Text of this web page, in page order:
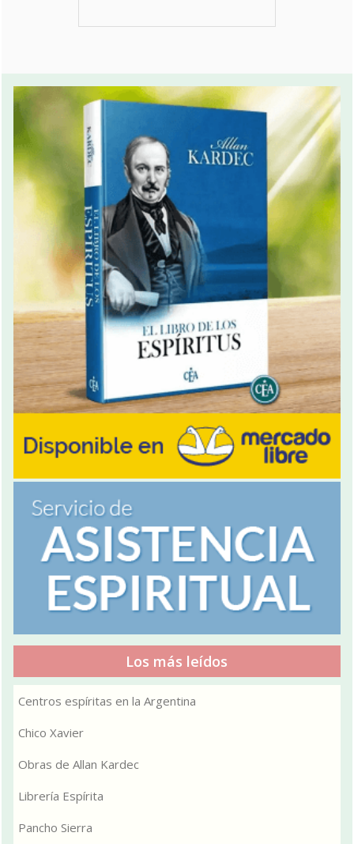
Los más leídos
Centros espíritas en la Argentina
Chico Xavier
Obras de Allan Kardec
Librería Espírita
Pancho Sierra